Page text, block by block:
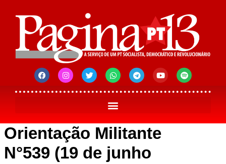
Orientação Militante
N°539 (19 de junho